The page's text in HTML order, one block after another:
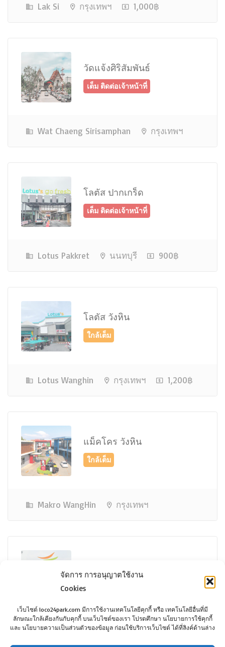
จัดการ การอนุญาตใช้งาน
Cookies
เว็บไซต์ loco24park.com มีการใช้งานเทคโนโลยีคุกกี้ หรือ เทคโนโลยีอื่นที่มี
ลักษณะใกล้เคียงกันกับคุกกี้ บนเว็บไซต์ของเรา โปรดศึกษา นโยบายการใช้คุกกี้
และ นโยบายความเป็นส่วนตัวของข้อมูล ก่อนใช้บริการเว็บไซต์ ได้ที่ลิงค์ด้านล่าง
Lak Si กรุงเทพฯ 1,000฿
วัดแจ้งศิริสัมพันธ์
Wat Chaeng Sirisamphan กรุงเทพฯ
โลตัส ปากเกร็ด
เต็ม ติดต่อเจ้าหน้าที่
Lotus Pakkret นนทบุรี 900฿
โลตัส วังหิน
Lotus Wanghin กรุงเทพฯ 1,200฿
แม็คโคร วังหิน
Makro WangHin กรุงเทพฯ
The Shelter Chokchai 4
กรุงเทพฯ
2,000฿ - 2,500฿